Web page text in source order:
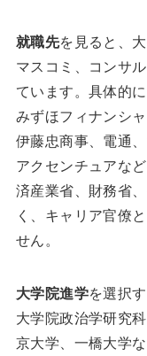
就職先を見ると、
マスコミ、コンサ
ています。具体的
みずほフィナンシ
伊藤忠商事、電通
アクセンチュアな
済産業省、財務省
く、キャリア官僚
せん。
大学院進学を選択
大学院政治学研究
京大学、一橋大学